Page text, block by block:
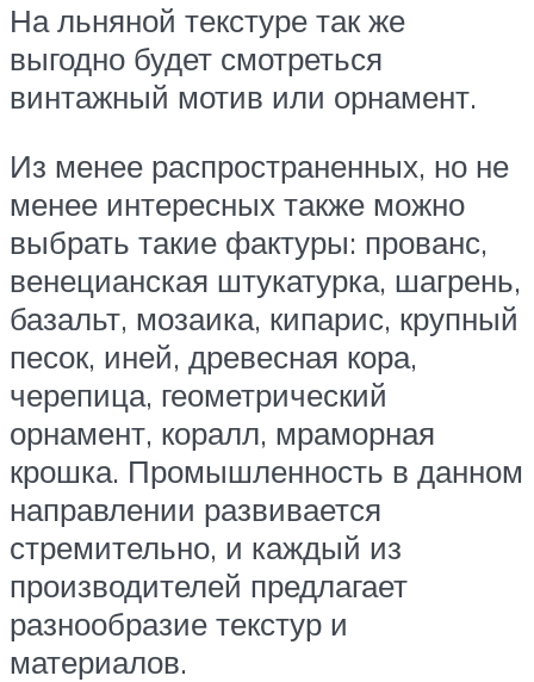
На льняной текстуре так же
выгодно будет смотреться
винтажный мотив или орнамент.
Из менее распространенных, но не
менее интересных также можно
выбрать такие фактуры: прованс,
венецианская штукатурка, шагрень,
базальт, мозаика, кипарис, крупный
песок, иней, древесная кора,
черепица, геометрический
орнамент, коралл, мраморная
крошка. Промышленность в данном
направлении развивается
стремительно, и каждый из
производителей предлагает
разнообразие текстур и
материалов.